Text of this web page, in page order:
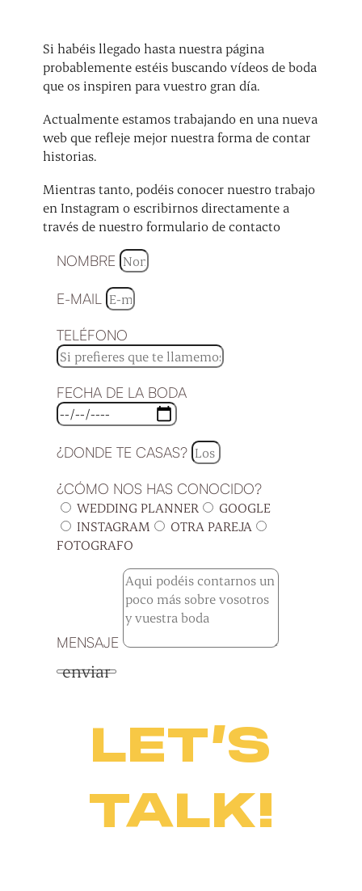
Si habéis llegado hasta nuestra página
probablemente estéis buscando vídeos de boda
que os inspiren para vuestro gran día.
Actualmente estamos trabajando en una nueva
web que refleje mejor nuestra forma de contar
historias.
Mientras tanto, podéis conocer nuestro trabajo
en Instagram o escribirnos directamente a
través de nuestro formulario de contacto
NOMBRE
E-MAIL
TELÉFONO
FECHA DE LA BODA
¿DONDE TE CASAS?
¿CÓMO NOS HAS CONOCIDO?
WEDDING PLANNER
GOOGLE
INSTAGRAM
OTRA PAREJA
FOTOGRAFO
MENSAJE
enviar
LET’S
TALK!